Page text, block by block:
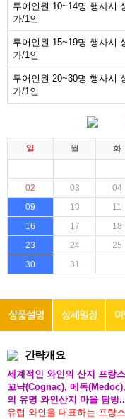
투어인원 10~14명 행사시
가/1인
투어인원 15~19명 행사시
가/1인
투어인원 20~30명 행사시
가/1인
일 월 화
02
03 04
09
10 11
16
17 18
23
24 25
30
31
간략개요
세계적인 와인의 산지 프랑
꼬냑(Cognac), 메독
의 유명 와인산지 마을 탐방
유럽 와인을 대표하는 프랑